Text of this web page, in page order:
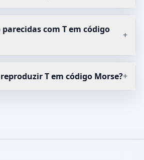
com T em código
+
T em código Morse?+